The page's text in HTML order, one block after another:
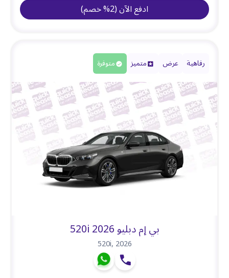
ادفع الآن(
2
%خصم)
رفاهية عرض متميز متوفرة
بي إم دبليو 520i 2026
520i,2026